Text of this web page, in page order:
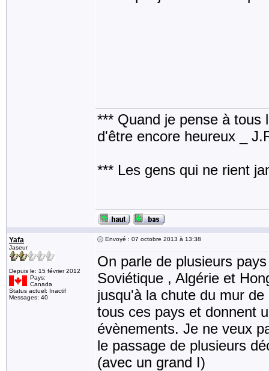
*** Quand je pense à tous
d'être encore heureux _
*** Les gens qui ne rient
Yafa
Jaseur
Depuis le: 15 février 2012
Pays:
Canada
Status actuel: Inactif
Messages: 40
Envoyé : 07 octobre 2013 à 13:38
On parle de plusieurs
Soviétique , Algérie et
jusqu'à la chute du mur
tous ces pays et donnent
évènements. Je ne veux
le passage de plusieurs
(avec un grand I)